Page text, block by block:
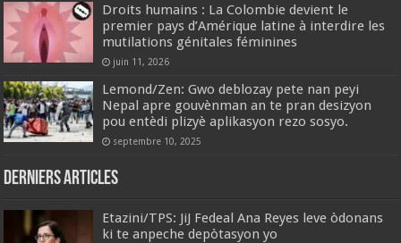
‎Droits humains : La Colombie devient le
premier pays d’Amérique latine à interdire les
mutilations génitales féminines
juin 11, 2026
Lemond/Zen: Gwo deblozay pete nan peyi
Nepal apre gouvènman an te pran desizyon
pou entèdi plizyè aplikasyon rezo sosyo.
septembre 10, 2025
Derniers articles
Etazini/TPS: JiJ Fedeal Ana Reyes leve òdonans
ki te anpeche depòtasyon yo